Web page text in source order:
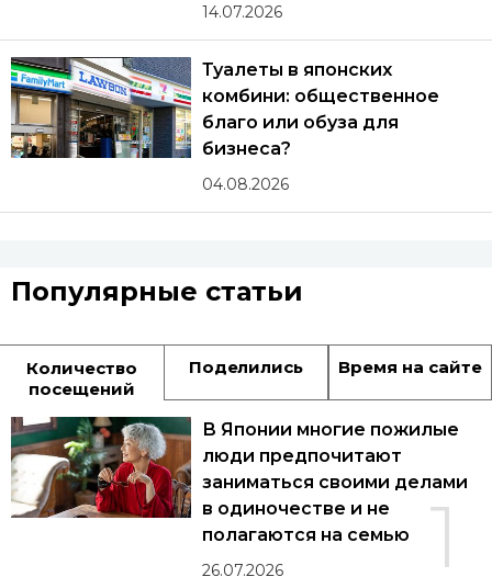
14.07.2026
Туалеты в японских
комбини: общественное
благо или обуза для
бизнеса?
04.08.2026
Популярные статьи
Количество
посещений
Поделились Время на сайте
1
В Японии многие пожилые
люди предпочитают
заниматься своими делами
в одиночестве и не
полагаются на семью
26.07.2026